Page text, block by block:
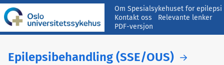
Om Spesialsykehuset for epilepsi
Kontakt oss
Relevante lenker
PDF-versjon
Epilepsibehandling (SSE/OUS)